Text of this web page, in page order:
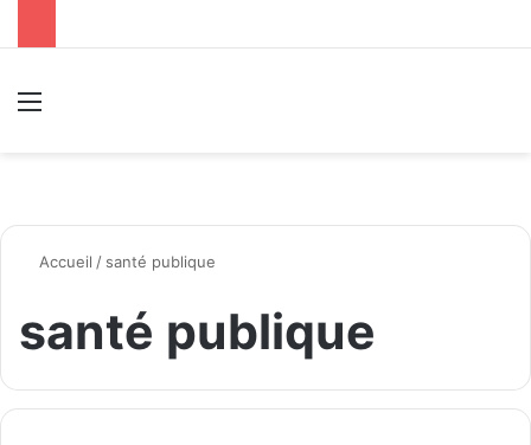
Accueil / santé publique
santé publique